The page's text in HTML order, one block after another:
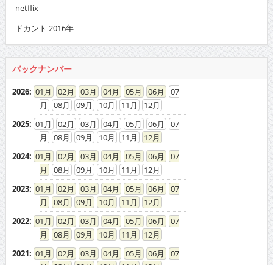
2025:01 02
08
09 10 11
12
2024 :01 02
2023: 01 02 03 04 05 06
07
08
09 10 11
12
2022: 01 02 03 04 05 06
07
08
09 10 11
12
2021: 01 02 03 04 05 06
07
08
09 10 11
12
2020: 01 02 03 04 05 06
07
08
09 10 11
12
2019: 01 02 03 04 05 06
07
08
09 10 11
12
2018: 01 02 03 04 05 06
07